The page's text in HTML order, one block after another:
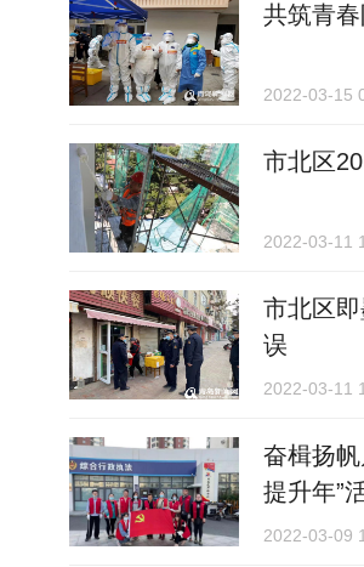
共筑青
2022-03-15
市北区
2022-03-11
市北区
误
2022-03-11
奋楫扬
提升年”
2022-03-09